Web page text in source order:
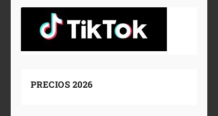
PRECIOS 2026